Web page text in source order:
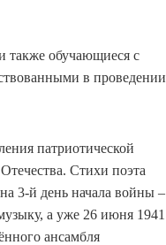
также обучающиеся с
в проведении
патриотической
Стихи поэта
3-й день начала войны –
а уже 26 июня 1941
ансамбля